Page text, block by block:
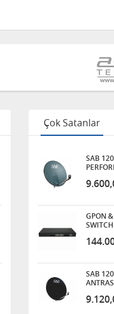
Çok Satanlar
SAB
GPON
SWITCH
SAB